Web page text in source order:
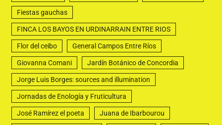
Fiestas gauchas
FINCA LOS BAYOS EN URDINARRAIN ENTRE RIOS
Flor del ceibo General Campos Entre Ríos
Giovanna Comani Jardín Botánico de Concordia
Jorge Luis Borges: sources and illumination
Jornadas de Enología y Fruticultura
José Ramírez el poeta Juana de Ibarbourou